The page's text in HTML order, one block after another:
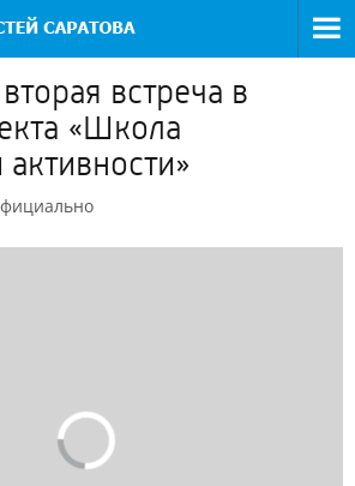
встреча в
«Школа